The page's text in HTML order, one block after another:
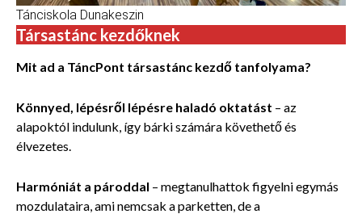
Tánciskola Dunakeszin
Társastánc kezdőknek
Mit ad a TáncPont társastánc kezdő tanfolyama?
Könnyed, lépésről lépésre haladó oktatást – az
alapoktól indulunk, így bárki számára követhető és
élvezetes.
Harmóniát a pároddal – megtanulhattok figyelni egymás
mozdulataira, ami nemcsak a parketten, de a